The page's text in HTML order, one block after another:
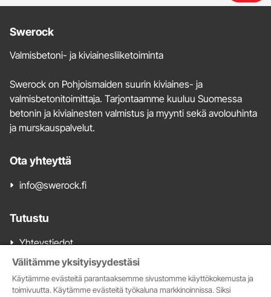
Lisätietoja
ja
Swerock
Valmisbetoni- ja kiviainesliiketoiminta
Swerock on Pohjoismaiden suurin kiviaines- ja
valmisbetonitoimittaja. Tarjontaamme kuuluu Suomessa
betonin ja kiviainesten valmistus ja myynti sekä avolouhinta
ja murskauspalvelut.
Ota yhteyttä
info@swerock.fi
Tutustu
Yhteystiedot
Valmisbetonimyynti
Kiviainesmyynti
Tarjoa meille kiviainesalueita
Välitämme yksityisyydestäsi
Käytämme evästeitä parantaaksemme sivustomme käyttökokemusta ja
toimivuutta. Käytämme evästeitä työkaluna markkinoinnissa. Siksi